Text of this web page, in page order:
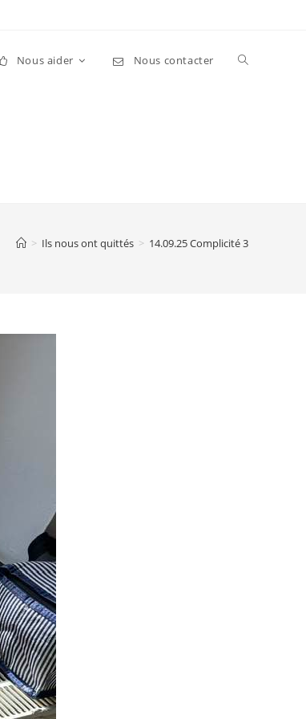
Nous aider Nous contacter Toggle
> Ils nous ont quittés > 14.09.25 Complicité 3